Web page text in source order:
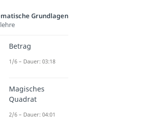
Grundlagen
Betrag
1/6 – Dauer: 03:18
Magisches
Quadrat
2/6 – Dauer: 04:01